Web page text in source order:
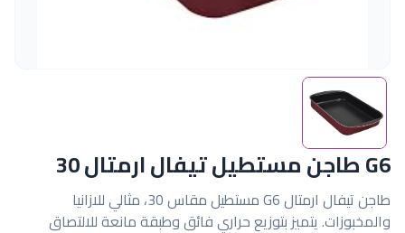
G6 طاجن مستطيل تيفال ارمتال 30
طاجن تيفال ارمتال G6 مستطيل مقاس 30، مثالي للازانيا
والمخبوزات. يتميز بتوزيع حراري فائق وطبقة مانعة للالتصاق